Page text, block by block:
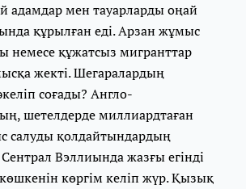
адамдар мен тауарларды оңай
құрылған еді. Арзан жұмыс
немесе құжатсыз мигранттар
жекті. Шегаралардың
соғады? Англо-
шетелдерде миллиардтаған
салуды қолдайтындардың
Вэллиында жазғы егінді
көргім келіп жүр. Қызық